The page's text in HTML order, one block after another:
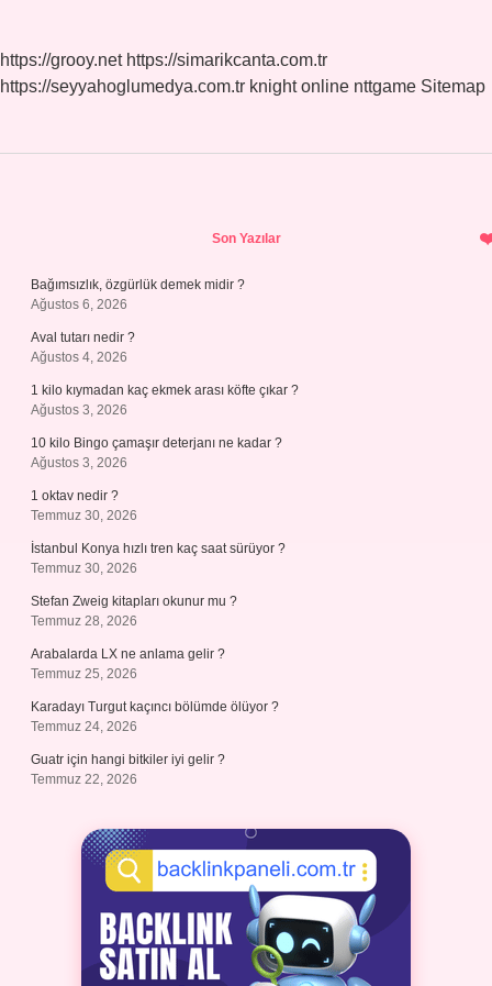
https://grooy.net https://simarikcanta.com.tr
https://seyyahoglumedya.com.tr knight online nttgame Sitemap
Son Yazılar
Bağımsızlık, özgürlük demek midir ?
Ağustos 6, 2026
Aval tutarı nedir ?
Ağustos 4, 2026
1 kilo kıymadan kaç ekmek arası köfte çıkar ?
Ağustos 3, 2026
10 kilo Bingo çamaşır deterjanı ne kadar ?
Ağustos 3, 2026
1 oktav nedir ?
Temmuz 30, 2026
İstanbul Konya hızlı tren kaç saat sürüyor ?
Temmuz 30, 2026
Stefan Zweig kitapları okunur mu ?
Temmuz 28, 2026
Arabalarda LX ne anlama gelir ?
Temmuz 25, 2026
Karadayı Turgut kaçıncı bölümde ölüyor ?
Temmuz 24, 2026
Guatr için hangi bitkiler iyi gelir ?
Temmuz 22, 2026